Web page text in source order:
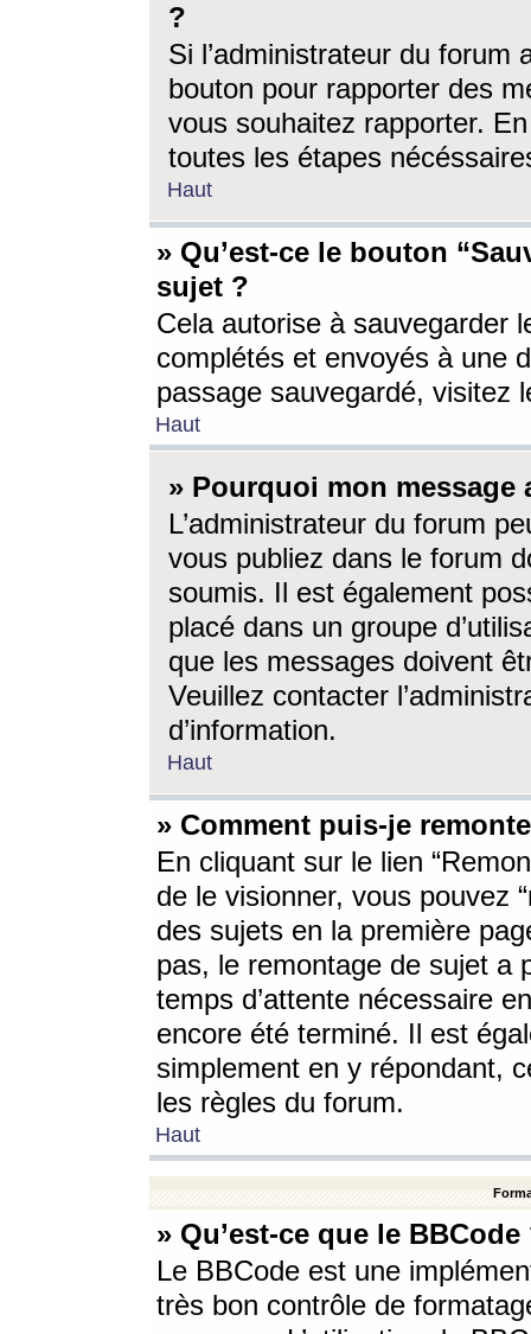
?
Si l’administrateur du forum
bouton pour rapporter des
vous souhaitez rapporter.
toutes les étapes
Haut
» Qu’est-ce le bouton
sujet ?
Cela autorise à sauvegarder
complétés et envoyés à une
passage sauvegardé, visitez
Haut
» Pourquoi mon message
L’administrateur du forum
vous publiez dans le forum
soumis. Il est également
placé dans un groupe
que les messages doivent
Veuillez contacter
d’information.
Haut
» Comment puis-je
En cliquant sur le lien
de le visionner, vous pouvez
des sujets en la première
pas, le remontage de sujet a
temps d’attente nécessaire
encore été terminé. Il est
simplement en y répondant,
les règles du forum.
Haut
» Qu’est-ce que le BBCode
Le BBCode est une
très bon contrôle de